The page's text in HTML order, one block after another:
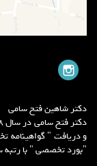
دکتر شاهین فتح سامی
و دریافت "
"بورد تخصصی " با